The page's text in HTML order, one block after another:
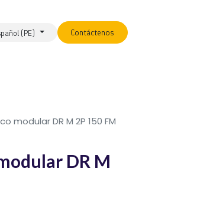
(PE) Contáctenos
modular DR M 2P 150 FM
DR M